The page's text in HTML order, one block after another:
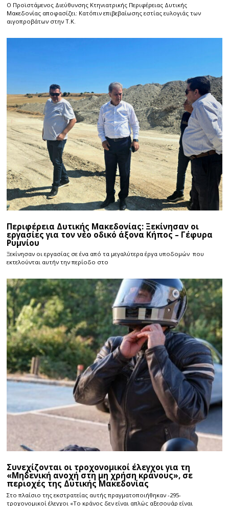
Ο Προϊστάμενος Διεύθυνσης Κτηνιατρικής Περιφέρειας Δυτικής
Μακεδονίας αποφασίζει: Κατόπιν επιβεβαίωσης εστίας ευλογιάς των
αιγοπροβάτων στην Τ.Κ.
Περιφέρεια Δυτικής Μακεδονίας: Ξεκίνησαν οι
εργασίες για τον νέο οδικό άξονα Κήπος – Γέφυρα
Ρυμνίου
Ξεκίνησαν οι εργασίας σε ένα από τα μεγαλύτερα έργα υποδομών που
εκτελούνται αυτήν την περίοδο στο
Συνεχίζονται οι τροχονομικοί έλεγχοι για τη
«Μηδενική ανοχή στη μη χρήση κράνους», σε
περιοχές της Δυτικής Μακεδονίας
Στο πλαίσιο της εκστρατείας αυτής πραγματοποιήθηκαν -295-
τροχονομικοί έλεγχοι «Το κράνος δεν είναι απλώς αξεσουάρ είναι